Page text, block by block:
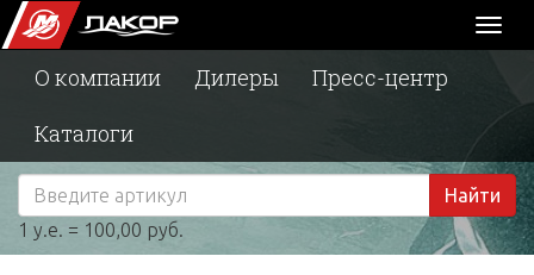
О компании Дилеры
Пресс-центр
Каталоги
Найти
1 у.е. = 100,00 руб.